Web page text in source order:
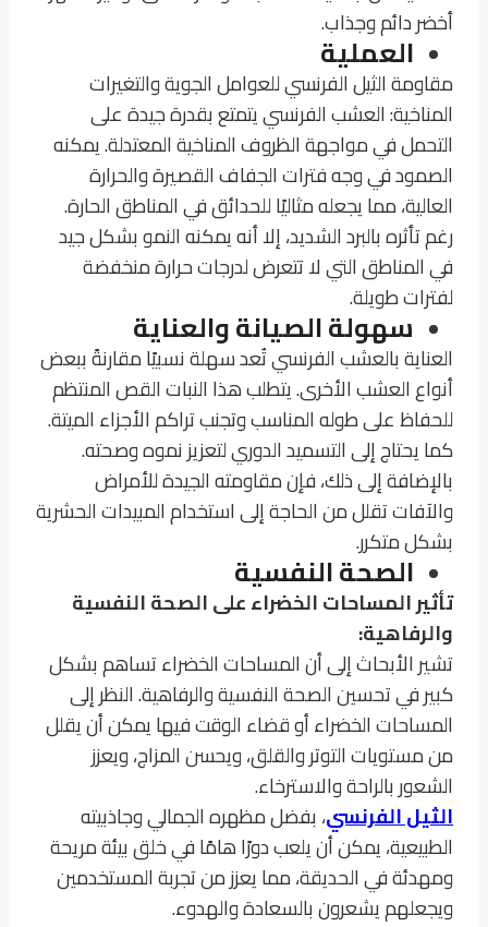
أخضر دائم وجذاب.
العملية
مقاومة الثيل الفرنسي للعوامل الجوية والتغيرات
المناخية:العشب الفرنسي يتمتع بقدرة جيدة على
التحمل في مواجهة الظروف المناخية المعتدلة. يمكنه
الصمود في وجه فترات الجفاف القصيرة والحرارة
العالية، مما يجعله مثاليًا للحدائق في المناطق الحارة.
رغم تأثره بالبرد الشديد، إلا أنه يمكنه النمو بشكل جيد
في المناطق التي لا تتعرض لدرجات حرارة منخفضة
لفترات طويلة.
سهولة الصيانة والعناية
العناية بالعشب الفرنسي تُعد سهلة نسبيًا مقارنةً ببعض
أنواع العشب الأخرى. يتطلب هذا النبات القص المنتظم
للحفاظ على طوله المناسب وتجنب تراكم الأجزاء الميتة.
كما يحتاج إلى التسميد الدوري لتعزيز نموه وصحته.
بالإضافة إلى ذلك، فإن مقاومته الجيدة للأمراض
والآفات تقلل من الحاجة إلى استخدام المبيدات الحشرية
بشكل متكرر.
الصحة النفسية
تأثير المساحات الخضراء على الصحة النفسية
والرفاهية:
تشير الأبحاث إلى أن المساحات الخضراء تساهم بشكل
كبير في تحسين الصحة النفسية والرفاهية. النظر إلى
المساحات الخضراء أو قضاء الوقت فيها يمكن أن يقلل
من مستويات التوتر والقلق، ويحسن المزاج، ويعزز
الشعور بالراحة والاسترخاء.
الثيل الفرنسي، بفضل مظهره الجمالي وجاذبيته
الطبيعية، يمكن أن يلعب دورًا هامًا في خلق بيئة مريحة
ومهدئة في الحديقة، مما يعزز من تجربة المستخدمين
ويجعلهم يشعرون بالسعادة والهدوء.